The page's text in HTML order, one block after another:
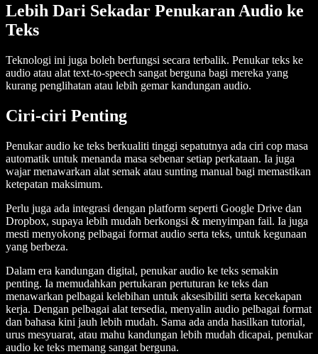
Lebih Dari Sekadar Penukaran Audio ke
Teks
Teknologi ini juga boleh berfungsi secara terbalik. Penukar teks ke
audio atau alat text-to-speech sangat berguna bagi mereka yang
kurang penglihatan atau lebih gemar kandungan audio.
Ciri-ciri Penting
Penukar audio ke teks berkualiti tinggi sepatutnya ada ciri cop masa
automatik untuk menanda masa sebenar setiap perkataan. Ia juga
wajar menawarkan alat semak atau sunting manual bagi memastikan
ketepatan maksimum.
Perlu juga ada integrasi dengan platform seperti Google Drive dan
Dropbox, supaya lebih mudah berkongsi & menyimpan fail. Ia juga
mesti menyokong pelbagai format audio serta teks, untuk kegunaan
yang berbeza.
Dalam era kandungan digital, penukar audio ke teks semakin
penting. Ia memudahkan pertukaran pertuturan ke teks dan
menawarkan pelbagai kelebihan untuk aksesibiliti serta kecekapan
kerja. Dengan pelbagai alat tersedia, menyalin audio pelbagai format
dan bahasa kini jauh lebih mudah. Sama ada anda hasilkan tutorial,
urus mesyuarat, atau mahu kandungan lebih mudah dicapai, penukar
audio ke teks memang sangat berguna.